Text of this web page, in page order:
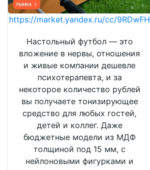
https://market.yandex.ru/cc/9RDwFH
Настольный футбол — это
вложение в нервы, отношения
и живые компании дешевле
психотерапевта, и за
некоторое количество рублей
вы получаете тонизирующее
средство для любых гостей,
детей и коллег. Даже
бюджетные модели из МДФ
толщиной под 15 мм, с
нейлоновыми фигурками и